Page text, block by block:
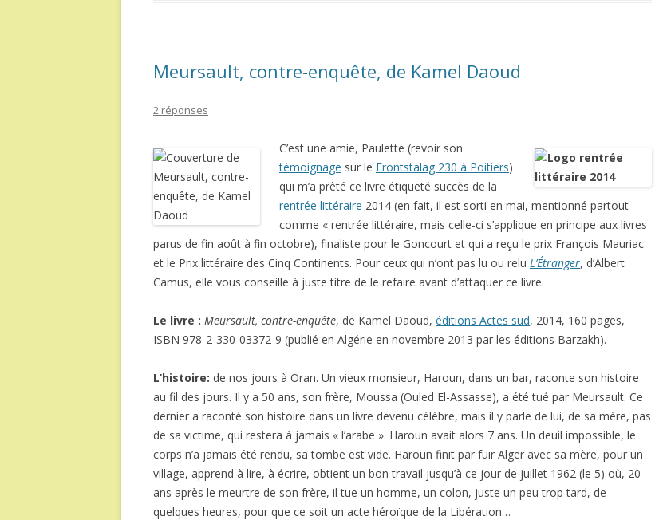
Meursault, contre-enquête, de Kamel Daoud
2 réponses
C’est une amie, Paulette (revoir son
témoignage sur le Frontstalag 230 à Poitiers)
qui m’a prêté ce livre étiqueté succès de la
rentrée littéraire 2014 (en fait, il est sorti en mai, mentionné partout
comme « rentrée littéraire, mais celle-ci s’applique en principe aux livres
parus de fin août à fin octobre), finaliste pour le Goncourt et qui a reçu le prix François Mauriac
et le Prix littéraire des Cinq Continents. Pour ceux qui n’ont pas lu ou relu L’Étranger, d’Albert
Camus, elle vous conseille à juste titre de le refaire avant d’attaquer ce livre.
Le livre : Meursault, contre-enquête, de Kamel Daoud, éditions Actes sud, 2014, 160 pages,
ISBN 978-2-330-03372-9 (publié en Algérie en novembre 2013 par les éditions Barzakh).
L’histoire: de nos jours à Oran. Un vieux monsieur, Haroun, dans un bar, raconte son histoire
au fil des jours. Il y a 50 ans, son frère, Moussa (Ouled El-Assasse), a été tué par Meursault. Ce
dernier a raconté son histoire dans un livre devenu célèbre, mais il y parle de lui, de sa mère, pas
de sa victime, qui restera à jamais « l’arabe ». Haroun avait alors 7 ans. Un deuil impossible, le
corps n’a jamais été rendu, sa tombe est vide. Haroun finit par fuir Alger avec sa mère, pour un
village, apprend à lire, à écrire, obtient un bon travail jusqu’à ce jour de juillet 1962 (le 5) où, 20
ans après le meurtre de son frère, il tue un homme, un colon, juste un peu trop tard, de
quelques heures, pour que ce soit un acte héroïque de la Libération…